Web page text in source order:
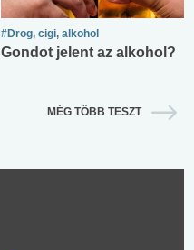
#Drog, cigi, alkohol
Gondot jelent az alkohol?
MÉG TÖBB TESZT